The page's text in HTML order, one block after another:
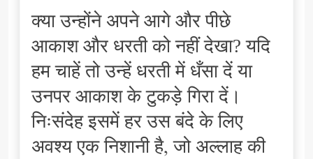
क्या उन्होंने अपने आगे और पीछे
आकाश और धरती को नहीं देखा? यदि
हम चाहें तो उन्हें धरती में धँसा दें या
उनपर आकाश के टुकड़े गिरा दें।
निःसंदेह इसमें हर उस बंदे के लिए
अवश्य एक निशानी है, जो अल्लाह की